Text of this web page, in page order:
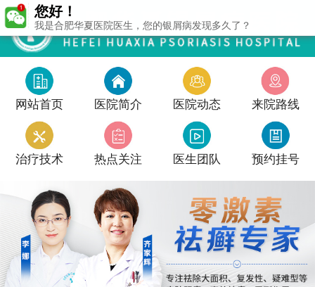
网站首页 医院简介 医院动态 来院路线
治疗技术 热点关注 医生团队 预约挂号
您好！
我是合肥华夏医院医生，您的银屑病发现多久了？